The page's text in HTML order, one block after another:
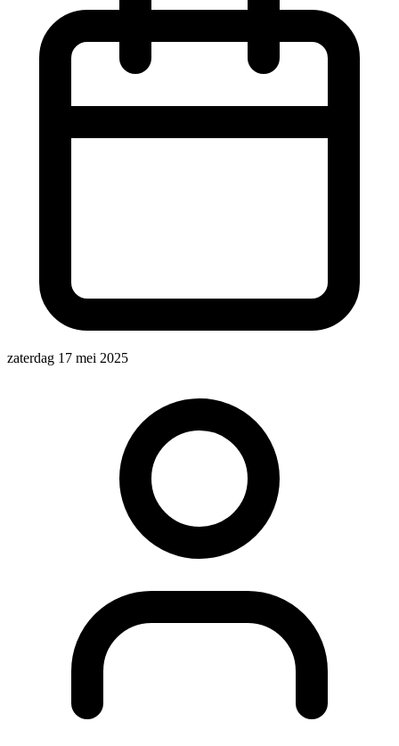
zaterdag 17 mei 2025